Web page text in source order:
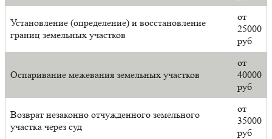
Установление (определение) и восстановление
границ земельных участков
от
25000
руб
Оспаривание межевания земельных участков
от
40000
руб
Возврат незаконно отчужденного земельного
участка через суд
от
35000
руб